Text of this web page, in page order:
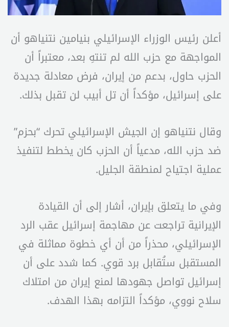
أعلن رئيس الوزراء الإسرائيلي بنيامين نتنياهو أن
المواجهة مع حزب الله لم تنتهِ بعد، معتبراً أن
الحزب حاول، بدعم من إيران، فرض معادلة جديدة
على إسرائيل، مؤكداً أن تل أبيب لن تقبل بذلك.
وقال نتنياهو إن الجيش الإسرائيلي تحرك “بحزم”
ضد حزب الله، مدعياً أن الحزب كان يخطط لتنفيذ
عملية اجتياح لمنطقة الجليل.
وفي ما يتعلق بإيران، أشار إلى أن القيادة
الإيرانية تراجعت عن مهاجمة إسرائيل عقب الرد
الإسرائيلي، محذراً من أن أي خطوة مماثلة في
المستقبل ستُقابل برد قوي. كما شدد على أن
إسرائيل تواصل جهودها لمنع إيران من امتلاك
سلاح نووي، مؤكداً التزامه بهذا الهدف.